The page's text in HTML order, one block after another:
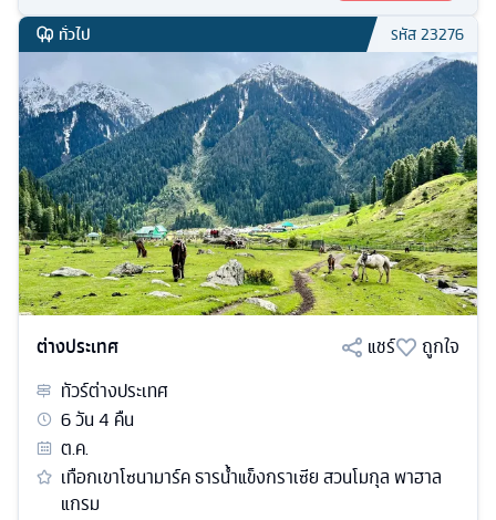
ทั่วไป รหัส23276
ต่างประเทศ แชร์
ถูกใจ
ทัวร์ต่างประเทศ
6วัน4 คืน
ต.ค.
เทือกเขาโซนามาร์ค ธารน้ำแข็งกราเซีย สวนโมกุล พาฮาล
แกรม